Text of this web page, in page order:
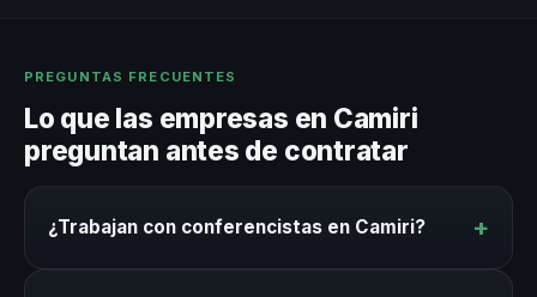
PREGUNTAS FRECUENTES
Lo que las empresas en Camiri
preguntan antes de contratar
¿Trabajan con conferencistas en Camiri? +